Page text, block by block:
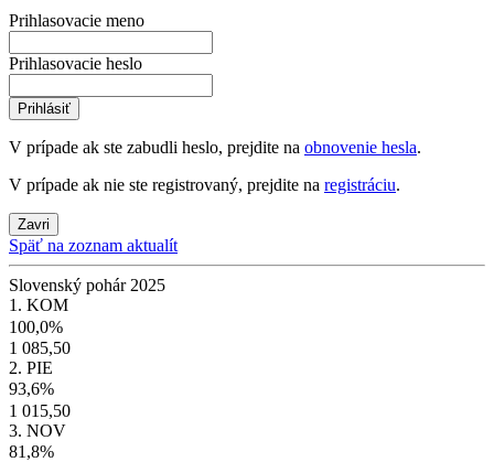
Prihlasovacie meno
Prihlasovacie heslo
Prihlásiť
V prípade ak ste zabudli heslo, prejdite na obnovenie hesla.
V prípade ak nie ste registrovaný, prejdite na registráciu.
Zavri
Späť na zoznam aktualít
Slovenský pohár 2025
1. KOM
100,0%
1 085,50
2. PIE
93,6%
1 015,50
3. NOV
81,8%